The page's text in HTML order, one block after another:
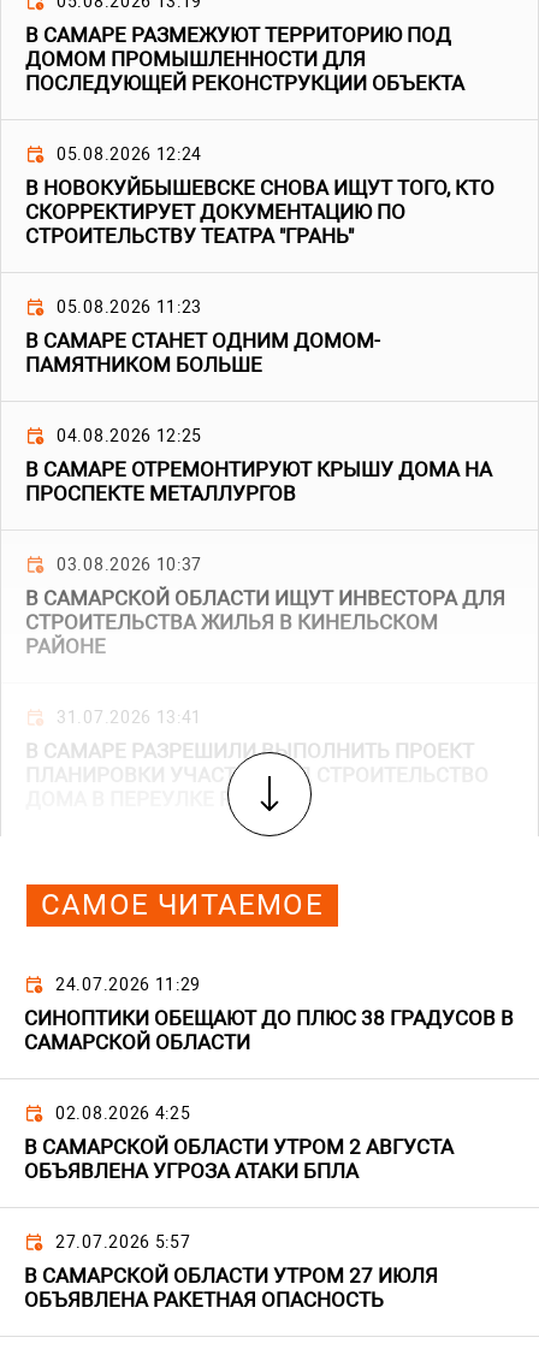
В САМАРЕ РАЗМЕЖУЮТ ТЕРРИТОРИЮ ПОД
ДОМОМ ПРОМЫШЛЕННОСТИ ДЛЯ
ПОСЛЕДУЮЩЕЙ РЕКОНСТРУКЦИИ ОБЪЕКТА
05.08.2026 12:24
В НОВОКУЙБЫШЕВСКЕ СНОВА ИЩУТ ТОГО, КТО
СКОРРЕКТИРУЕТ ДОКУМЕНТАЦИЮ ПО
СТРОИТЕЛЬСТВУ ТЕАТРА "ГРАНЬ"
05.08.2026 11:23
В САМАРЕ СТАНЕТ ОДНИМ ДОМОМ-
ПАМЯТНИКОМ БОЛЬШЕ
04.08.2026 12:25
В САМАРЕ ОТРЕМОНТИРУЮТ КРЫШУ ДОМА НА
ПРОСПЕКТЕ МЕТАЛЛУРГОВ
03.08.2026 10:37
В САМАРСКОЙ ОБЛАСТИ ИЩУТ ИНВЕСТОРА ДЛЯ
СТРОИТЕЛЬСТВА ЖИЛЬЯ В КИНЕЛЬСКОМ
РАЙОНЕ
31.07.2026 13:41
В САМАРЕ РАЗРЕШИЛИ ВЫПОЛНИТЬ ПРОЕКТ
ПЛАНИРОВКИ УЧАСТКА ПОД СТРОИТЕЛЬСТВО
ДОМА В ПЕРЕУЛКЕ РЕПИНА
САМОЕ ЧИТАЕМОЕ
24.07.2026 11:29
СИНОПТИКИ ОБЕЩАЮТ ДО ПЛЮС 38 ГРАДУСОВ В
САМАРСКОЙ ОБЛАСТИ
02.08.2026 4:25
В САМАРСКОЙ ОБЛАСТИ УТРОМ 2 АВГУСТА
ОБЪЯВЛЕНА УГРОЗА АТАКИ БПЛА
27.07.2026 5:57
В САМАРСКОЙ ОБЛАСТИ УТРОМ 27 ИЮЛЯ
ОБЪЯВЛЕНА РАКЕТНАЯ ОПАСНОСТЬ